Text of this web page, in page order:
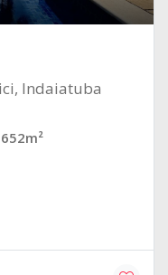
Indaiatuba